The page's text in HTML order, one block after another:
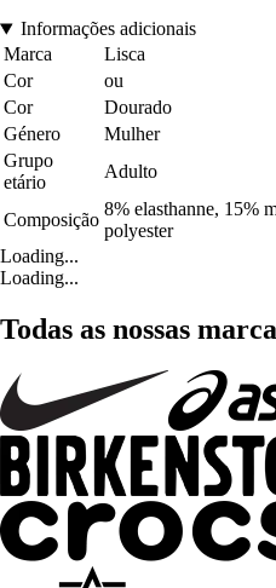
Informações adicionais
Marca
Lisca
Cor
ou
Cor
Dourado
Género
Mulher
Grupo
etário
Adulto
Composição
8% elasthanne, 15%
polyester
Loading...
Loading...
Todas as nossas